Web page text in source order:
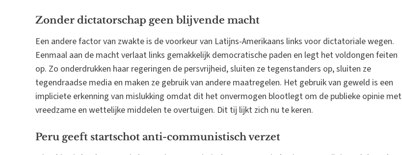
Zonder dictatorschap geen blijvende macht
Een andere factor van zwakte is de voorkeur van Latijns-Amerikaans links voor dictatoriale wegen.
Eenmaal aan de macht verlaat links gemakkelijk democratische paden en legt het voldongen feiten
op. Zo onderdrukken haar regeringen de persvrijheid, sluiten ze tegenstanders op, sluiten ze
tegendraadse media en maken ze gebruik van andere maatregelen. Het gebruik van geweld is een
impliciete erkenning van mislukking omdat dit het onvermogen blootlegt om de publieke opinie met
vreedzame en wettelijke middelen te overtuigen. Dit tij lijkt zich nu te keren.
Peru geeft startschot anti-communistisch verzet